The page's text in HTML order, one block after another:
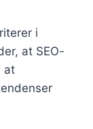
i
at SEO-
at